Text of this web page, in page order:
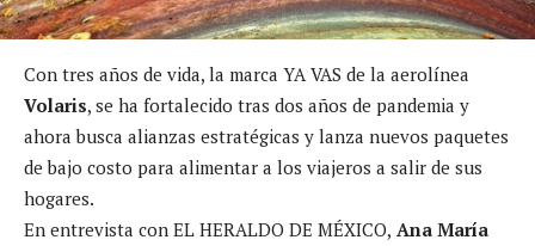
Con tres años de vida, la marca YA VAS de la aerolínea
Volaris, se ha fortalecido tras dos años de pandemia y
ahora busca alianzas estratégicas y lanza nuevos paquetes
de bajo costo para alimentar a los viajeros a salir de sus
hogares.
En entrevista con EL HERALDO DE MÉXICO, Ana María